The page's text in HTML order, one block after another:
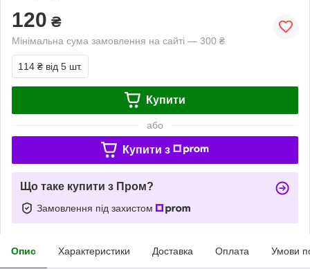
120 ₴
Мінімальна сума замовлення на сайті — 300 ₴
114 ₴ від 5 шт.
Купити
або
Купити з
Що таке купити з Пром?
Замовлення під захистом
Опис Характеристики Доставка Оплата Умови